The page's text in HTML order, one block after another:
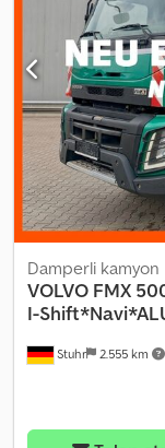
ısıtıcısı ? Hız
Navigasyon sistemi
Duomatic
Yaprak yaylı havalı
mm çeki demiri ?
Tavan penceresi ?
bilgiler bağlayıcı
yapılabilir.
Stuhr 2.555 km
Damperli kamyon
VOLVO FMX
I-